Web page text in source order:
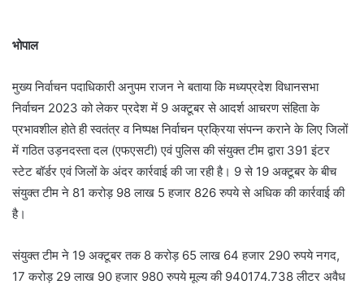
भोपाल
मुख्य निर्वाचन पदाधिकारी अनुपम राजन ने बताया कि मध्यप्रदेश विधानसभा
निर्वाचन 2023 को लेकर प्रदेश में 9 अक्टूबर से आदर्श आचरण संहिता के
प्रभावशील होते ही स्वतंत्र व निष्पक्ष निर्वाचन प्रक्रिया संपन्न कराने के लिए जिलों
में गठित उड़नदस्ता दल (एफएसटी) एवं पुलिस की संयुक्त टीम द्वारा 391 इंटर
स्टेट बॉर्डर एवं जिलों के अंदर कार्रवाई की जा रही है। 9 से 19 अक्टूबर के बीच
संयुक्त टीम ने 81 करोड़ 98 लाख 5 हजार 826 रुपये से अधिक की कार्रवाई की
है।
संयुक्त टीम ने 19 अक्टूबर तक 8 करोड़ 65 लाख 64 हजार 290 रुपये नगद,
17 करोड़ 29 लाख 90 हजार 980 रुपये मूल्य की 940174.738 लीटर अवैध